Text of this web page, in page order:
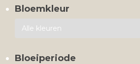
Bloemkleur
Bloeiperiode